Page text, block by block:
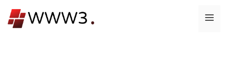
ン
メ